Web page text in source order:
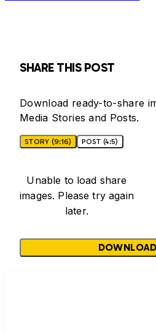
SHARE THIS POST
Download ready-to-share
Media Stories and Posts.
STORY (9:16) POST (4:5)
Unable to load share
images. Please try again
later.